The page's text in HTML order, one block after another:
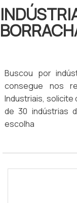
Buscou por
consegue nos
Industriais, solicite
de 30 indústrias
escolha